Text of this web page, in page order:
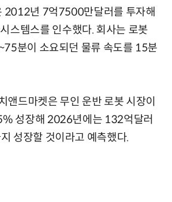
2012년 7억7500만달러를 투자해
스템스를 인수했다. 회사는 로봇
분이 소요되던 물류 속도를 15분
앤드마켓은 무인 운반 로봇 시장이
성장해 2026년에는 132억달러
성장할 것이라고 예측했다.